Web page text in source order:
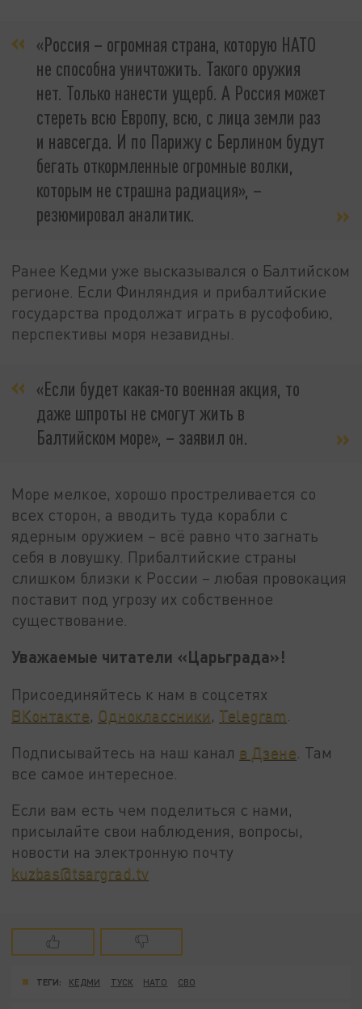
«Россия – огромная страна, которую НАТО
не способна уничтожить. Такого оружия
нет. Только нанести ущерб. А Россия может
стереть всю Европу, всю, с лица земли раз
и навсегда. И по Парижу с Берлином будут
бегать откормленные огромные волки,
которым не страшна радиация», –
резюмировал аналитик.
Ранее Кедми уже высказывался о Балтийском
регионе. Если Финляндия и прибалтийские
государства продолжат играть в русофобию,
перспективы моря незавидны.
«Если будет какая-то военная акция, то
даже шпроты не смогут жить в
Балтийском море», – заявил он.
Море мелкое, хорошо простреливается со
всех сторон, а вводить туда корабли с
ядерным оружием – всё равно что загнать
себя в ловушку. Прибалтийские страны
слишком близки к России – любая провокация
поставит под угрозу их собственное
существование.
Уважаемые читатели «Царьграда»!
Присоединяйтесь к нам в соцсетях
ВКонтакте, Одноклассники, Telegram
Подписывайтесь на наш канал в Дзене . Там
все самое интересное.
Если вам есть чем поделиться с нами,
присылайте свои наблюдения, вопросы,
новости на электронную почту
kuzbas@tsargrad.tv
ТЕГИ: КЕДМИ ТУСК НАТО СВО